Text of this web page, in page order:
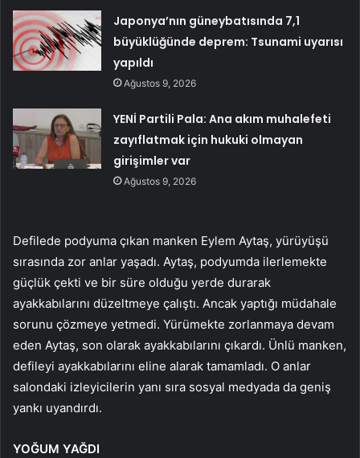
Japonya’nın güneybatısında 7,1
büyüklüğünde deprem: Tsunami uyarısı
yapıldı
Ağustos 9, 2026
YENİ Partili Pala: Ana akım muhalefeti
zayıflatmak için hukuki olmayan
girişimler var
Ağustos 9, 2026
Defilede podyuma çıkan manken Eylem Aytaş, yürüyüşü
sırasında zor anlar yaşadı. Aytaş, podyumda ilerlemekte
güçlük çekti ve bir süre olduğu yerde durarak
ayakkabılarını düzeltmeye çalıştı. Ancak yaptığı müdahale
sorunu çözmeye yetmedi. Yürümekte zorlanmaya devam
eden Aytaş, son olarak ayakkabılarını çıkardı. Ünlü manken,
defileyi ayakkabılarını eline alarak tamamladı. O anlar
salondaki izleyicilerin yanı sıra sosyal medyada da geniş
yankı uyandırdı.
YOĞUM YAĞDI